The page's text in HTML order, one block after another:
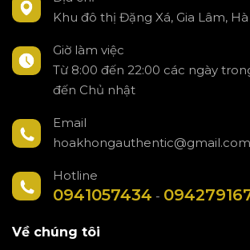
Khu đô thị Đặng Xá, Gia Lâm,
Giờ làm việc
Từ 8:00 đến 22:00 các ngày
đến Chủ nhật
Email
hoakhongauthentic@gmail.com
Hotline
0941057434 -
Về chúng tôi